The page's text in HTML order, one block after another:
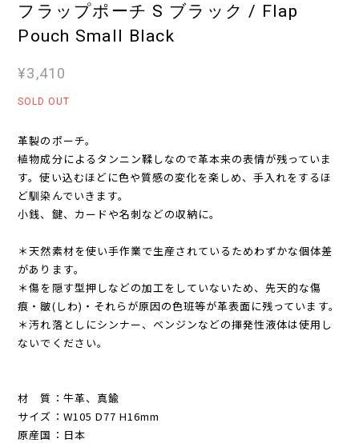
フラップポーチ S ブラック / Flap
Pouch Small Black
¥3,410
SOLD OUT
革製のポーチ。
植物成分によるタンニン鞣しなので革本来の表情が残っていま
す。使い込むほどに色や質感の変化を楽しめ、手入れをするほ
ど馴染んでいきます。
小銭、鍵、カードや名刺などの収納に。
＊天然素材を使い手作業で生産されているためわずかな個体差
があります。
＊傷を隠す型押しなどの加工をしていないため、先天的な傷
痕・皺(しわ)・それらが原因の色班等が革表面に残っています。
＊汚れ落としにシンナー、ベンジンなどの揮発性液体は使用し
ないでください。
材 質：牛革、真鍮
サイズ：W105 D77 H16mm
原産国：日本